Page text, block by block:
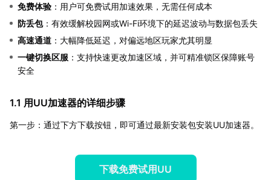
免费体验 ：用户可免费试用加速效果，无需任何成本
防丢包：有效缓解校园网或Wi-Fi环境下的延迟波动与数据包丢失
高速通道 ：大幅降低延迟，对偏远地区玩家尤其明显
一键切换区服 ：支持快速更改加速区域，并可精准锁区保障账号
安全
1.1 用UU加速器的详细步骤
第一步：通过下方下载按钮，即可通过最新安装包安装UU加速器。
下载免费试用UU